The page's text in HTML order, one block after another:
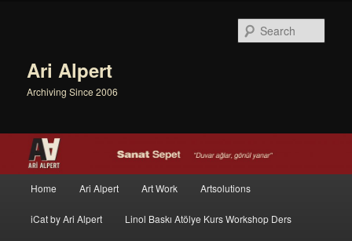
Ari Alpert
Archiving Since 2006
Skip to primary content
Skip to secondary content
Home Ari Alpert Art Work Artsolutions
iCat by Ari Alpert Linol Baskı Atölye Kurs Workshop Ders